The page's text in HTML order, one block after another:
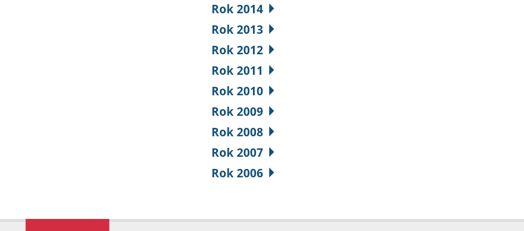
Rok 2014
Rok 2013
Rok 2012
Rok 2011
Rok 2010
Rok 2009
Rok 2008
Rok 2007
Rok 2006